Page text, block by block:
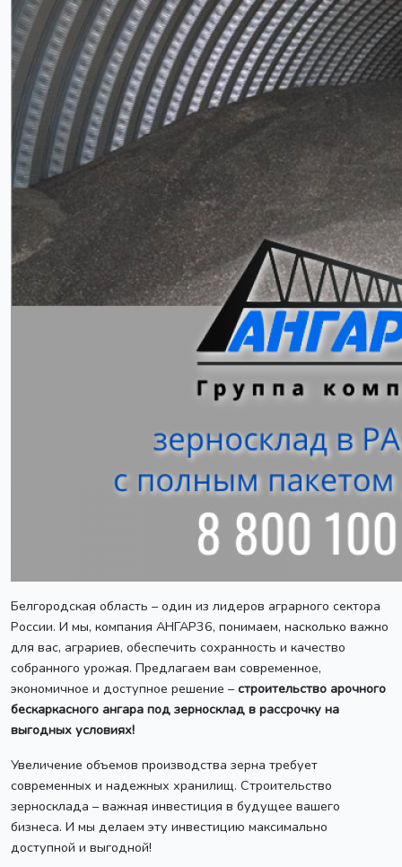
Белгородская область – один из лидеров аграрного сектора
России. И мы, компания АНГАР36, понимаем, насколько важно
для вас, аграриев, обеспечить сохранность и качество
собранного урожая. Предлагаем вам современное,
экономичное и доступное решение –строительство арочного
бескаркасного ангара под зерносклад в рассрочку на
выгодных условиях!
Увеличение объемов производства зерна требует
современных и надежных хранилищ. Строительство
зерносклада – важная инвестиция в будущее вашего
бизнеса. И мы делаем эту инвестицию максимально
доступной и выгодной!